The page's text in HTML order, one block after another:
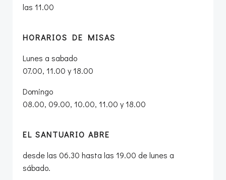
las 11.00
HORARIOS DE MISAS
Lunes a sabado
07.00, 11.00 y 18.00
Domingo
08.00, 09.00, 10.00, 11.00 y 18.00
EL SANTUARIO ABRE
desde las 06.30 hasta las 19.00 de lunes a
sábado.